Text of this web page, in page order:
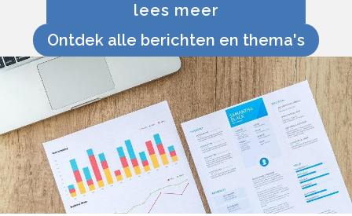
lees meer
Ontdek alle berichten en thema's